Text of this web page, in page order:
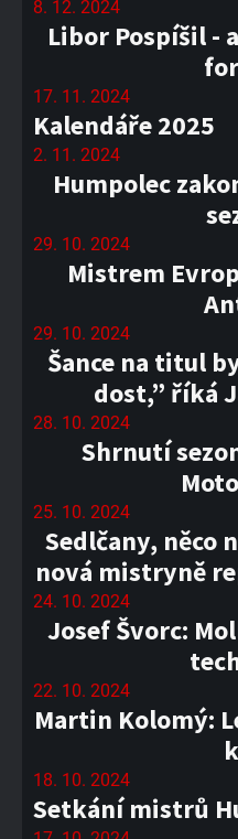
8. 12. 2024
Libor Pospíšil -
17. 11. 2024
Kalendáře 2025
2. 11. 2024
Humpolec
29. 10. 2024
Mistrem
29. 10. 2024
Šance na titul
dost,” říká
28. 10. 2024
Shrnutí
25. 10. 2024
Sedlčany, něco
nová mistryně
24. 10. 2024
Josef Švorc:
22. 10. 2024
Martin Kolomý:
18. 10. 2024
Setkání mistrů